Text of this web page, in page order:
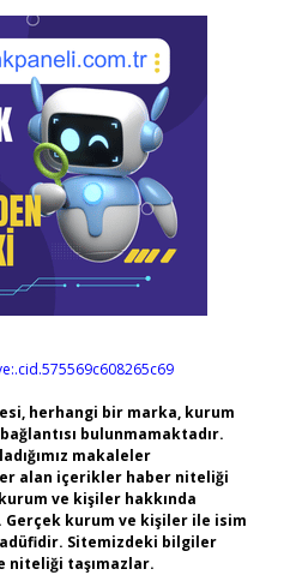
herhangi bir marka, kurum
bulunmamaktadır.
makaleler
alan içerikler haber niteliği
ve kişiler hakkında
Gerçek kurum ve kişiler ile isim
Sitemizdeki bilgiler
niteliği taşımazlar.